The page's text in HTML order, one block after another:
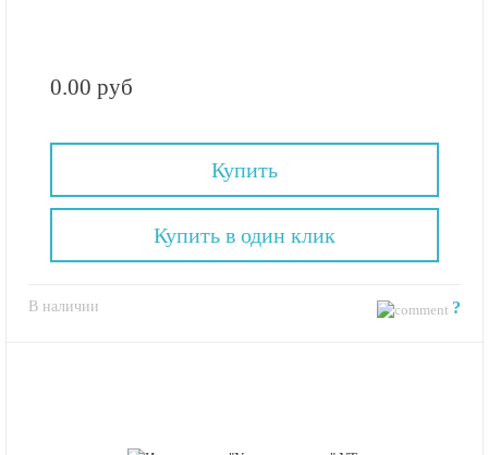
0.00 руб
Купить
В наличии ?
Купить в один клик